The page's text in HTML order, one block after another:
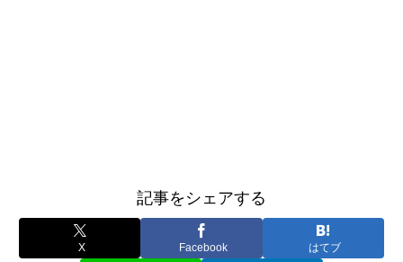
記事をシェアする
X Facebook はてブ